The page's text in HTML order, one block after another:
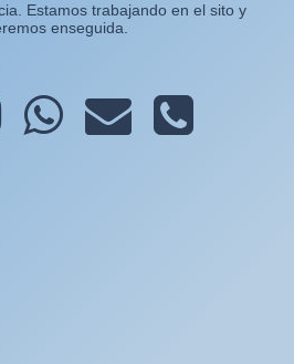
Estamos trabajando en el sito y
enseguida.